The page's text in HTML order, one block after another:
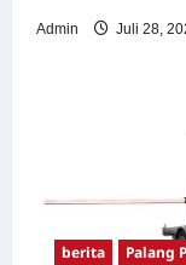
Admin Juli 28,
berita Palang